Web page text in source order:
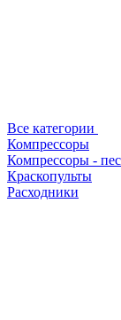
Все категории
Компрессоры
Компрессоры -
Краскопульты
Расходники